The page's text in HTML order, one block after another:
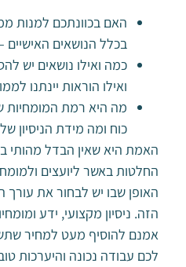
האם בכוונתכם למנות
בכלל הנושאים האישיים
כמה ואילו נושאים יש
ואילו הוראות יינתנו
מה היא רמת המומחיות
כוח ומה מידת הניסיון
האמת היא שאין הבדל מהותי
החלטות באשר ליועצים
האופן שבו יש לבחור את עורך
הזה. ניסיון מקצועי, ידע
אמנם להוסיף מעט למחיר
לכם עבודה נכונה והיערכות